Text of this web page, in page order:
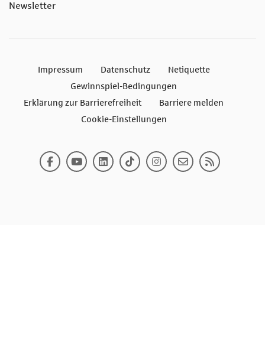
Newsletter
Impressum Datenschutz
Netiquette
Gewinnspiel-Bedingungen
Erklärung zur Barrierefreiheit
Barriere melden
Cookie-Einstellungen